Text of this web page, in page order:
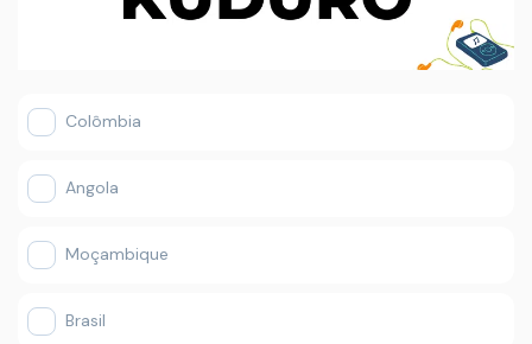
Colômbia
Angola
Moçambique
Brasil